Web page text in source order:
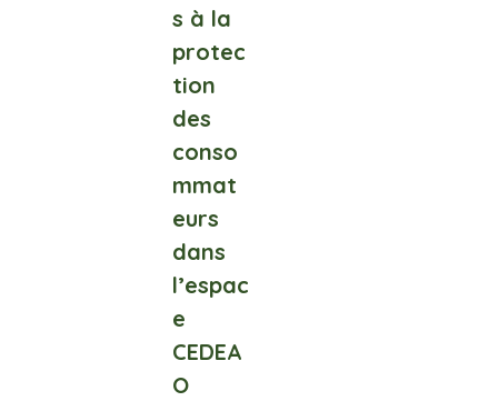
s à la
protec
tion
des
conso
mmat
eurs
dans
l’espac
e
CEDEA
O